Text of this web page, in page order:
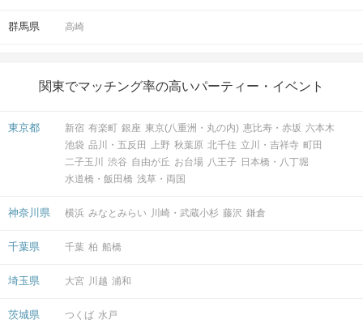
群馬県 高崎
関東でマッチング率の高いパーティー・イベント
東京都 新宿 有楽町 銀座 東京(八重洲・丸の内) 恵比寿・赤坂 六本木
池袋 品川・五反田 上野 秋葉原 北千住 立川・吉祥寺 町田
二子玉川
渋谷 自由が丘 お台場 八王子 日本橋・八丁堀
水道橋・飯田橋 浅草・両国
神奈川県 横浜 みなとみらい 川崎・武蔵小杉 藤沢 鎌倉
千葉県 千葉 柏 船橋
埼玉県 大宮 川越 浦和
茨城県 つくば 水戸